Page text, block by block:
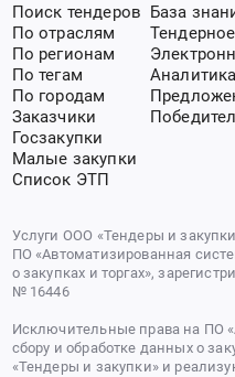
Поиск тендеров
По отраслям
По регионам
По тегам
По городам
Заказчики
Госзакупки
Малые закупки
Список ЭТП
База
Аналитика
Услуги ООО «Тендеры и
ПО «Автоматизированная
о закупках и торгах»,
№ 16446
Исключительные права на ПО
сбору и обработке данных о
«Тендеры и закупки» и